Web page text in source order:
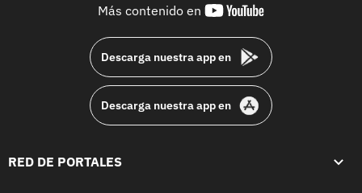
Más contenido en
youtube-
Descarga nuestra app en
Descarga nuestra app en
RED DE PORTALES